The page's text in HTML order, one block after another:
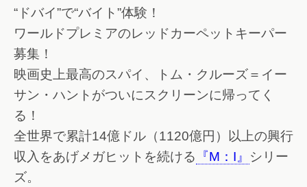
“ドバイ”で“バイト”体験！
ワールドプレミアのレッドカーペットキーパー
募集！
映画史上最高のスパイ、トム・クルーズ＝イー
サン・ハントがついにスクリーンに帰ってく
る！
全世界で累計14億ドル（1120億円）以上の興行
収入をあげメガヒットを続ける 『M：I』 シリー
ズ。